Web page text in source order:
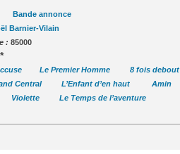
Bande annonce
Barnier-Vilain
: 85000
Le Premier Homme
8 fois debout
Central L’Enfant d’en haut
Amin
Violette Le Temps de l’aventure